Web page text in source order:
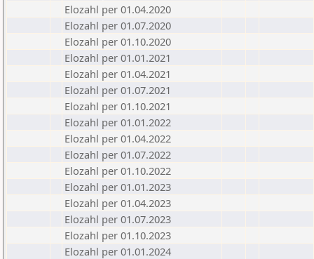
Elozahl per 01.04.2020
Elozahl per 01.07.2020
Elozahl per 01.10.2020
Elozahl per 01.01.2021
Elozahl per 01.04.2021
Elozahl per 01.07.2021
Elozahl per 01.10.2021
Elozahl per 01.01.2022
Elozahl per 01.04.2022
Elozahl per 01.07.2022
Elozahl per 01.10.2022
Elozahl per 01.01.2023
Elozahl per 01.04.2023
Elozahl per 01.07.2023
Elozahl per 01.10.2023
Elozahl per 01.01.2024